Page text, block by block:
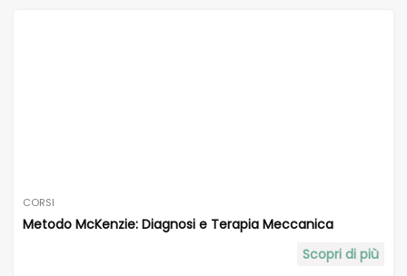
CORSI
Metodo McKenzie: Diagnosi e Terapia Meccanica
Scopri di più